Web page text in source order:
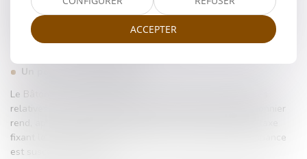
correspondance et de points de vue, sont généralement
respectées car à la différence de beaucoup d'autres fonctions, le
Bâtonnier n'est pas nommé mais élu.
Un pouvoir juridictionnel
Le Bâtonnier est compétent pour l'ensemble des difficultés
relatives à la fixation des honoraires des avocats. Le Bâtonnier
rend, après un débat contradictoire, une ordonnance de, taxe
fixant le montant des honoraires de l'avocat. Cette ordonnance
est susceptible d'appel.
ACCEPTER